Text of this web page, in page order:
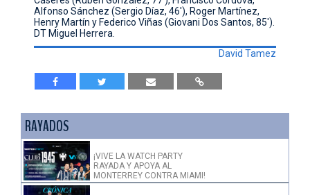
Alfonso Sánchez (Sergio Díaz, 46'), Roger Martínez,
Henry Martín y Federico Viñas (Giovani Dos Santos, 85').
DT Miguel Herrera.
David Tamez
RAYADOS
¡VIVE LA WATCH PARTY
RAYADA Y APOYA AL
MONTERREY CONTRA MIAMI!